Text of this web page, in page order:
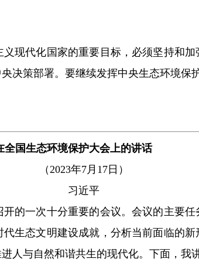
代化国家的重要目标，必须坚持和加
决策部署。要继续发挥中央生态环境保
全国生态环境保护大会上的讲话
（2023年7月17日）
习近平
一次十分重要的会议。会议的主要任
生态文明建设成就，分析当前面临的
人与自然和谐共生的现代化。下面，我